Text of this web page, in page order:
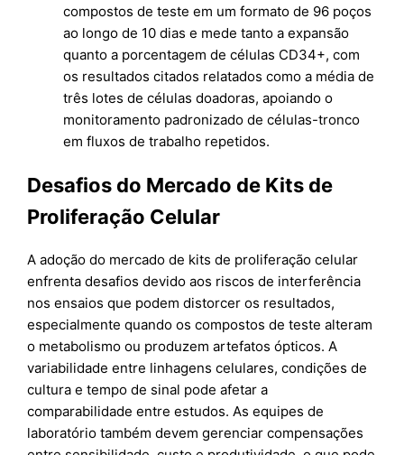
compostos de teste em um formato de 96 poços
ao longo de 10 dias e mede tanto a expansão
quanto a porcentagem de células CD34+, com
os resultados citados relatados como a média de
três lotes de células doadoras, apoiando o
monitoramento padronizado de células-tronco
em fluxos de trabalho repetidos.
Desafios do Mercado de Kits de
Proliferação Celular
A adoção do mercado de kits de proliferação celular
enfrenta desafios devido aos riscos de interferência
nos ensaios que podem distorcer os resultados,
especialmente quando os compostos de teste alteram
o metabolismo ou produzem artefatos ópticos. A
variabilidade entre linhagens celulares, condições de
cultura e tempo de sinal pode afetar a
comparabilidade entre estudos. As equipes de
laboratório também devem gerenciar compensações